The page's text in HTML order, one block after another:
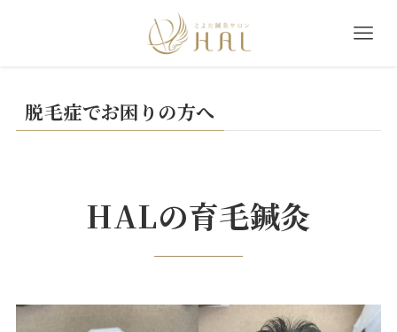
脱毛症でお困りの方へ
HALの育毛鍼灸